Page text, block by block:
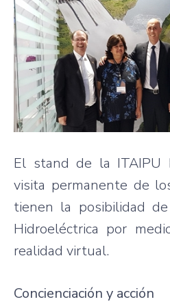
El stand de la ITAIPU
visita permanente de
tienen la posibilidad
Hidroeléctrica por
realidad virtual.
Concienciación y acción